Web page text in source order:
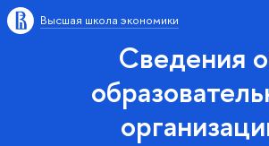
Высшая школа экономики
Сведения